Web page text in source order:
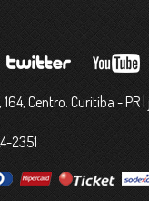
164, Centro. Curitiba - PR
2351